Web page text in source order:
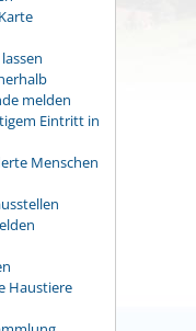
melden
Eintritt in
Menschen
Haustiere